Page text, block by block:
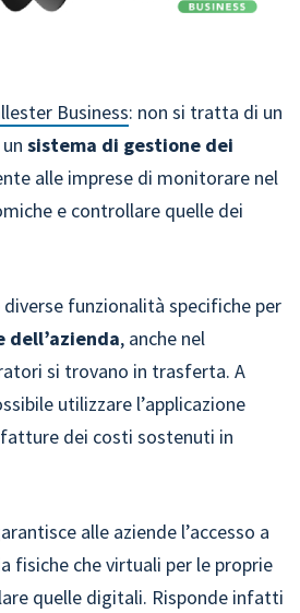
Business: non si tratta di un
sistema di gestione dei
alle imprese di monitorare nel
e controllare quelle dei
funzionalità specifiche per
dell’azienda, anche nel
si trovano in trasferta. A
utilizzare l’applicazione
dei costi sostenuti in
alle aziende l’accesso a
fisiche che virtuali per le proprie
quelle digitali. Risponde infatti